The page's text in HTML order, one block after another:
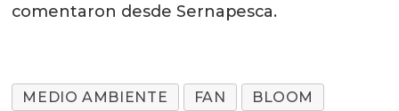
comentaron desde Sernapesca.
MEDIO AMBIENTE FAN
BLOOM